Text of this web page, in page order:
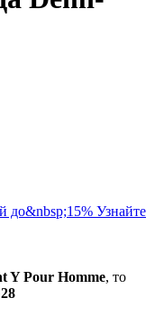
Узнайте
Y Pour Homme, то